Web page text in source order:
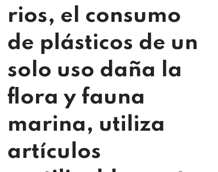
rios, el consumo
de plásticos de un
solo uso daña la
flora y fauna
marina, utiliza
artículos